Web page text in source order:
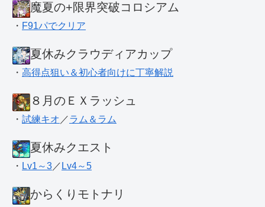
魔夏の+限界突破コロシアム
・ F91パでクリア
夏休みクラウディアカップ
・ 高得点狙い＆初心者向けに丁寧解説
８月のＥＸラッシュ
・ 試練キオ ／ラム＆ラム
夏休みクエスト
・ Lv1～3 ／ Lv4～5
からくりモトナリ